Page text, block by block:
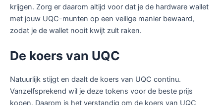
krijgen. Zorg er daarom altijd voor dat je de hardware wallet
met jouw UQC-munten op een veilige manier bewaard,
zodat je de wallet nooit kwijt zult raken.
De koers van UQC
Natuurlijk stijgt en daalt de koers van UQC continu.
Vanzelfsprekend wil je deze tokens voor de beste prijs
kopen. Daarom is het verstandig om de koers van UQC